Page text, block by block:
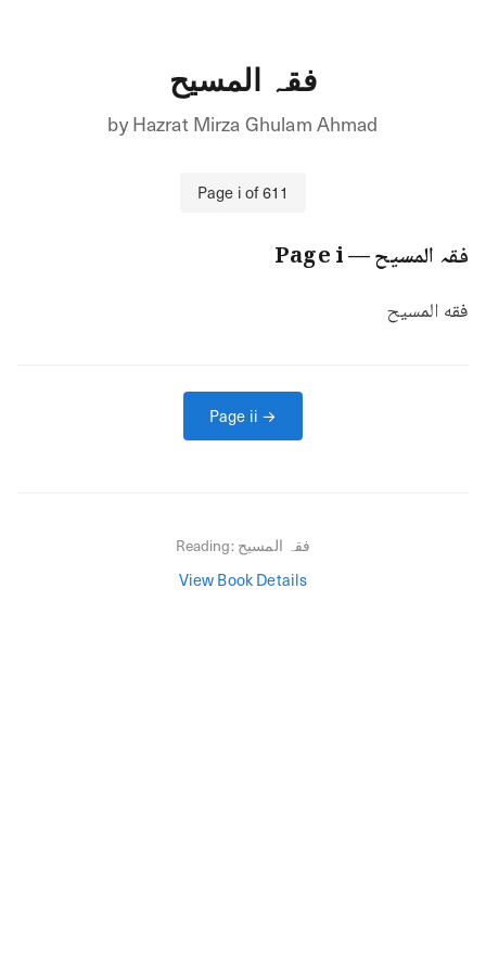
فقہ المسیح
byHazrat Mirza Ghulam Ahmad
Page iof611
فقہ المسیح— Page
i
فقه المسيح
Page ii →
Reading:فقہ المسیح
View Book Details